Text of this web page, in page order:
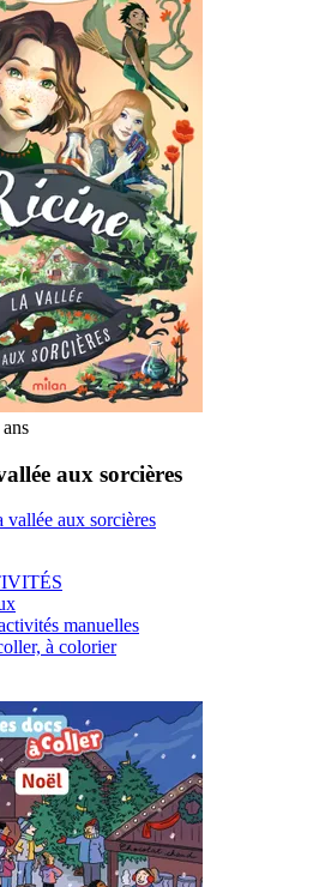
aux sorcières
aux sorcières
manuelles
à colorier